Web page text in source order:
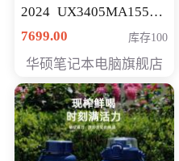
2024 UX3405MA155夜
空蓝 oled 智慧轻薄本 会
7699.00 库存100
华硕笔记本电脑旗舰店